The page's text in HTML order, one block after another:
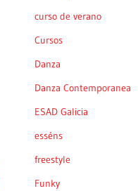
curso de verano
Cursos
Danza
Danza Contemporanea
ESAD Galicia
esséns
freestyle
Funky